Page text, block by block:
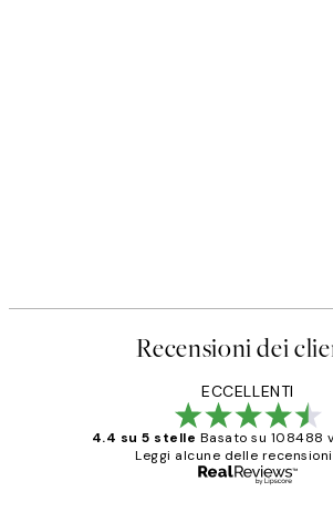
Recensioni dei
ECCELLENTI
4.4 su 5 stelle Basato su 108488
Leggi alcune delle